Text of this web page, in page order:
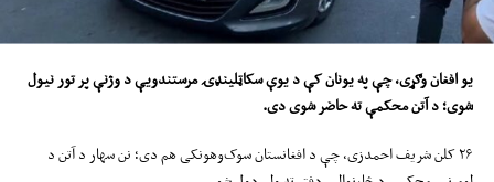
یو افغان وګړی، چې په یونان کې د یوې سکاټلینډۍ مرستندویې د وژنې پر تور نیول
شوی؛ د آتن محکمې ته حاضر شوی دی.
۲۶ کلن شریف احمدزی، چې د افغانستان سوک‌وهونکی هم دی؛ نن سهار د آتن د